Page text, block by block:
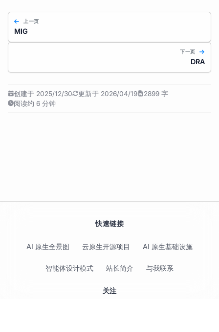
上一页
MIG
下一页
DRA
创建于 2025/12/30 更新于 2026/04/19
2899 字
阅读约 6 分钟
快速链接
AI 原生全景图 云原生开源项目 AI 原生基础设施
智能体设计模式 站长简介 与我联系
关注